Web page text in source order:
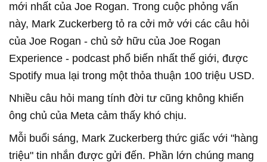
mới nhất của Joe Rogan. Trong cuộc phỏng vấn
này, Mark Zuckerberg tỏ ra cởi mở với các câu hỏi
của Joe Rogan - chủ sở hữu của Joe Rogan
Experience - podcast phổ biến nhất thế giới, được
Spotify mua lại trong một thỏa thuận 100 triệu USD.
Nhiều câu hỏi mang tính đời tư cũng không khiến
ông chủ của Meta cảm thấy khó chịu.
Mỗi buổi sáng, Mark Zuckerberg thức giấc với "hàng
triệu" tin nhắn được gửi đến. Phần lớn chúng mang